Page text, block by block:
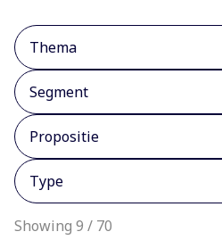
Thema
Segment
Propositie
Type
Showing 9 / 70